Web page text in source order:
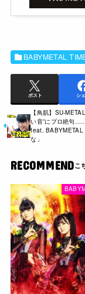
BABYMETAL
ポスト シ
【鳥肌】SU-
い音”にプロ絶句
feat. BABYMETAL
な」
RECOMMEND